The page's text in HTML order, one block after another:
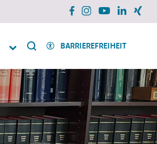
facebookinstagramyoutubelinkedin
xing
BARRIEREFREIHEIT